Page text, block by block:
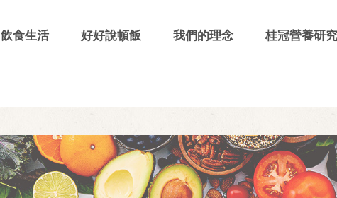
飲食生活 好好說頓飯 我們的理念 桂冠營養研